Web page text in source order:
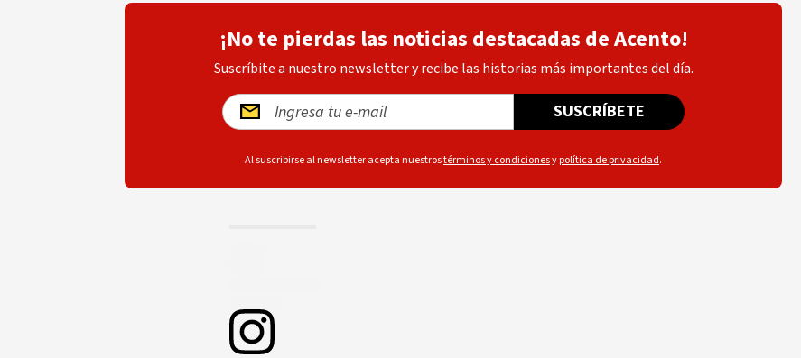
¡No te pierdas las noticias destacadas de Acento!
Suscríbite a nuestro newsletter y recibe las historias más importantes del día.
SUSCRÍBETE
Al suscribirse al newsletter acepta nuestrostérminos y condicionesypolítica de privacidad.